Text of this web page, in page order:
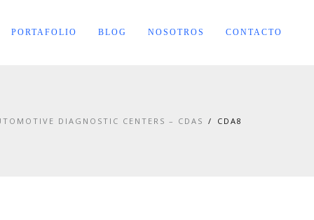
PORTAFOLIO BLOG NOSOTROS CONTACTO
DIAGNOSTIC CENTERS – CDAS CDA8